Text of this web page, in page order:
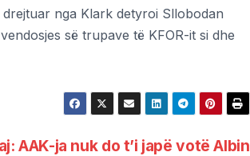
nga Klark detyroi Sllobodan
së trupave të KFOR-it si dhe
AAK-ja nuk do t’i japë votë Albin